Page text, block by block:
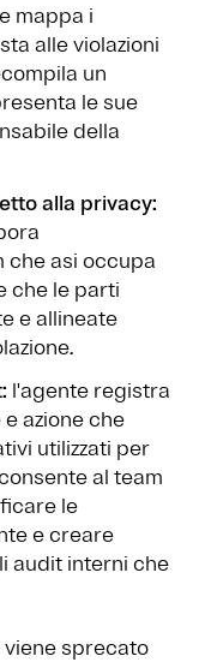
mappa i
alle violazioni
un
le sue
della
alla privacy:
che asi occupa
che le parti
e allineate
l'agente registra
azione che
utilizzati per
al team
le
e creare
audit interni che
sprecato